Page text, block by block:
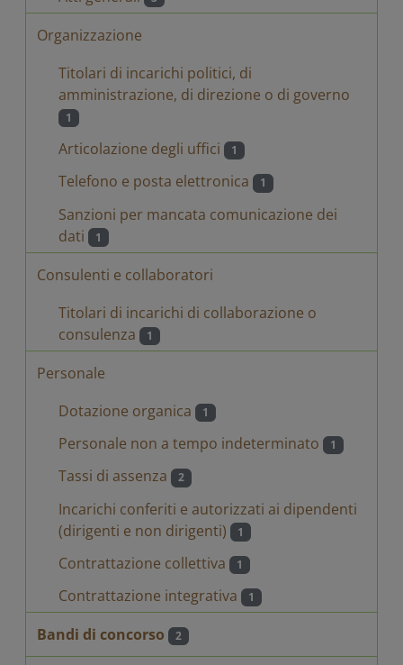
Organizzazione
Titolari di incarichi politici, di
amministrazione, di direzione o di governo
1
Articolazione degli uffici 1
Telefono e posta elettronica 1
Sanzioni per mancata comunicazione dei
dati
1
Consulenti e collaboratori
Titolari di incarichi di collaborazione o
consulenza
1
Personale
Dotazione organica
1
Personale non a tempo indeterminato 1
Tassi di assenza 2
Incarichi conferiti e autorizzati ai dipendenti
(dirigenti e non dirigenti)
1
Contrattazione collettiva 1
Contrattazione integrativa 1
Bandi di concorso 2